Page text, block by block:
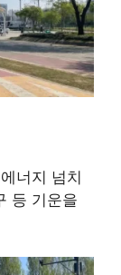
너지 넘치
등 기운을